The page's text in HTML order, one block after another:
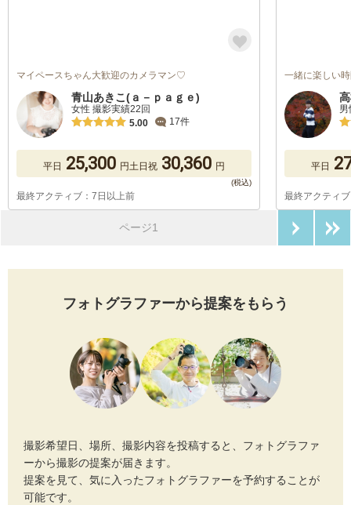
マイペースちゃん大歓迎のカメラマン♡
青山あきこ(ａ－ｐａｇｅ)
女性 撮影実績22回
5.00
17件
平日 25,300 円土日祝 30,360 円
最終アクティブ：7日以上前
一緒に楽しい
男
平日
最終アクティ
ページ1
フォトグラファーから提案をもらう
撮影希望日、場所、撮影内容を投稿すると、フォトグラファ
ーから撮影の提案が届きます。
提案を見て、気に入ったフォトグラファーを予約することが
可能です。